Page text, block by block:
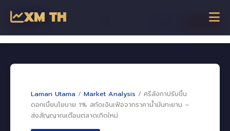
XM TH เริ่มเทรด
Laman Utama / Market Analysis / ศรีลังกาปรับขึ้น
ดอกเบี้ยนโยบาย 1% สกัดเงินเฟ้อจากราคาน้ำมันทะยาน –
ส่งสัญญาณเตือนตลาดเกิดใหม่